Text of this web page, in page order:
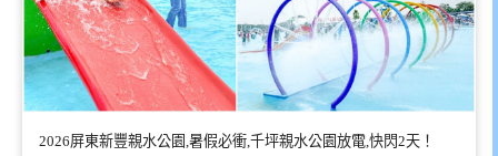
2026屏東新豐親水公園,暑假必衝,千坪親水公園放電,快閃2天！